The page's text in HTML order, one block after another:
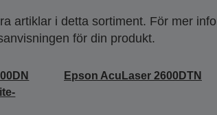
artiklar i detta sortiment. För mer
för din produkt.
Epson AcuLaser 2600DTN